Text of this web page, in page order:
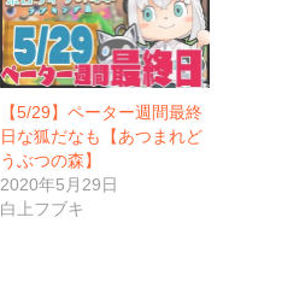
【5/29】ペーター週間最終
日な狐だなも【あつまれど
うぶつの森】
2020年5月29日
白上フブキ